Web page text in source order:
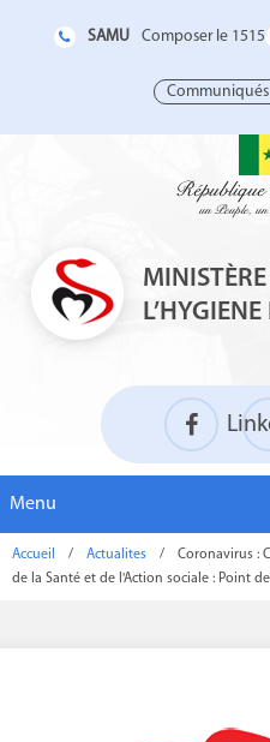
SAMU Composer le 1515
Communiqués
Menu
Accueil / Actualites /
Coronavirus :
de la Santé et de l'Action sociale : Point